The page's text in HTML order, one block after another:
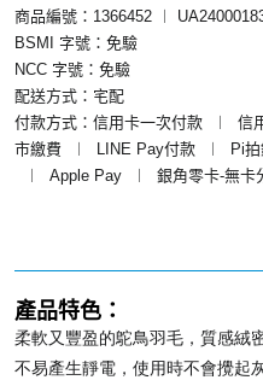
商品編號：1366452 ︱
BSMI 字號：免驗
NCC 字號：免驗
配送方式：宅配
付款方式：信用卡一次付款
︱ 信
市繳費
︱ LINE Pay付款 ︱ Pi
︱
Apple Pay ︱ 銀角零卡-無卡
產品特色：
柔軟又豐盈的鴕鳥羽毛，質感絨密
不易產生靜電，使用時不會攪起灰